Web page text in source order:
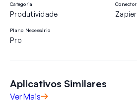
Categoria
Produtividade
Conector
Zapier
Plano Necessário
Pro
Aplicativos Similares
Ver Mais